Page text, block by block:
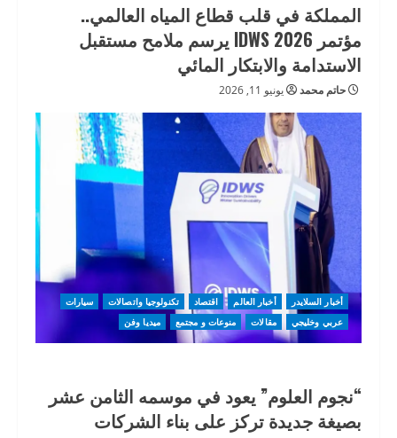
المملكة في قلب قطاع المياه العالمي..
مؤتمر IDWS 2026 يرسم ملامح مستقبل
الاستدامة والابتكار المائي
حاتم محمد يونيو 11, 2026
أخبار السلايدر أخبار العالم اقتصاد تكنولوجيا واتصالات
سيارات
عربي وخليجي
مقالات منوعات و مجتمع ميديا وفن
“نجوم العلوم” يعود في موسمه الثامن عشر
بصيغة جديدة تركز على بناء الشركات